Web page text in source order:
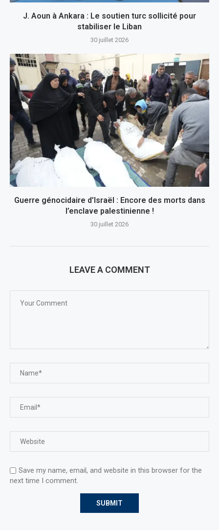
J. Aoun à Ankara : Le soutien turc sollicité pour
stabiliser le Liban
30 juillet 2026
Guerre génocidaire d’Israël : Encore des morts dans
l’enclave palestinienne !
30 juillet 2026
LEAVE A COMMENT
Save my name, email, and website in this browser for the
next time I comment.